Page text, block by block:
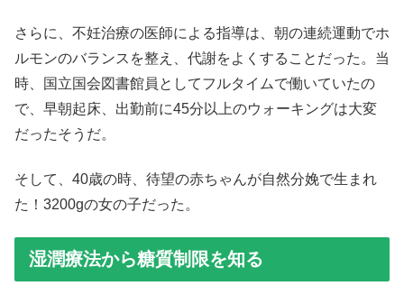
さらに、不妊治療の医師による指導は、朝の連続運動でホ
ルモンのバランスを整え、代謝をよくすることだった。当
時、国立国会図書館員としてフルタイムで働いていたの
で、早朝起床、出勤前に45分以上のウォーキングは大変
だったそうだ。
そして、40歳の時、待望の赤ちゃんが自然分娩で生まれ
た！3200gの女の子だった。
湿潤療法から糖質制限を知る